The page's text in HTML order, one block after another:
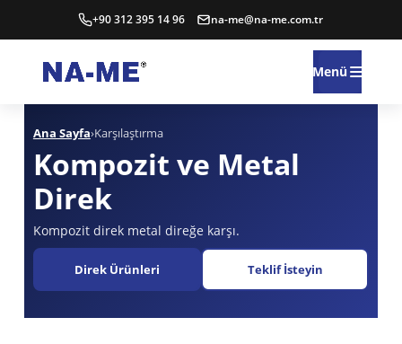
+90 312 395 14 96 na-me@na-me.com.tr
Menü
Ana Sayfa›Karşılaştırma
Kompozit ve Metal
Direk
Kompozit direk metal direğe karşı.
Direk Ürünleri Teklif İsteyin